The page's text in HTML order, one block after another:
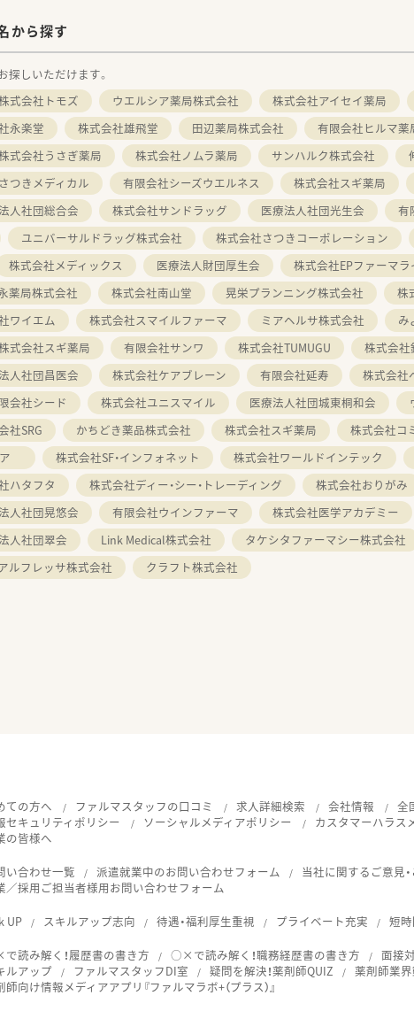
から探す
しいただけます。
式会社トモズ ウエルシア薬局株式会社 株式会社アイセイ薬局
永楽堂 株式会社雄飛堂 田辺薬局株式会社 有限会社ヒルマ薬
式会社うさぎ薬局 株式会社ノムラ薬局 サンハルク株式会社
つきメディカル 有限会社シーズウエルネス 株式会社スギ薬局
人社団総合会 株式会社サンドラッグ 医療法人社団光生会 有
ユニバーサルドラッグ株式会社 株式会社さつきコーポレーション
株式会社メディックス 医療法人財団厚生会 株式会社EPファーマラ
薬局株式会社 株式会社南山堂 晃栄プランニング株式会社 株
ワイエム 株式会社スマイルファーマ ミアヘルサ株式会社 み
式会社スギ薬局 有限会社サンワ 株式会社TUMUGU 株式会社
人社団昌医会 株式会社ケアブレーン 有限会社延寿 株式会社
会社シード 株式会社ユニスマイル 医療法人社団城東桐和会
社SRG かちどき薬品株式会社 株式会社スギ薬局 株式会社コ
株式会社SF・インフォネット 株式会社ワールドインテック
ハタフタ 株式会社ディー・シー・トレーディング 株式会社おりがみ
人社団晃悠会 有限会社ウインファーマ 株式会社医学アカデミー
人社団翠会 Link Medical株式会社 タケシタファーマシー株式会社
ルフレッサ株式会社 クラフト株式会社
ての方へ ファルマスタッフの口コミ 求人詳細検索 会社情報 全
セキュリティポリシー
ソーシャルメディアポリシー カスタマーハラス
の皆様へ
い合わせ一覧 派遣就業中のお問い合わせフォーム 当社に関するご意見
／採用ご担当者様用お問い合わせフォーム
UP スキルアップ志向 待遇・福利厚生重視 プライベート充実 短
読み解く！履歴書の書き方 ○×で読み解く！職務経歴書の書き方 面接
ルアップ
ファルマスタッフDI室 疑問を解決！薬剤師QUIZ 薬剤師業
師向け情報メディアアプリ『ファルマラボ+（プラス）』